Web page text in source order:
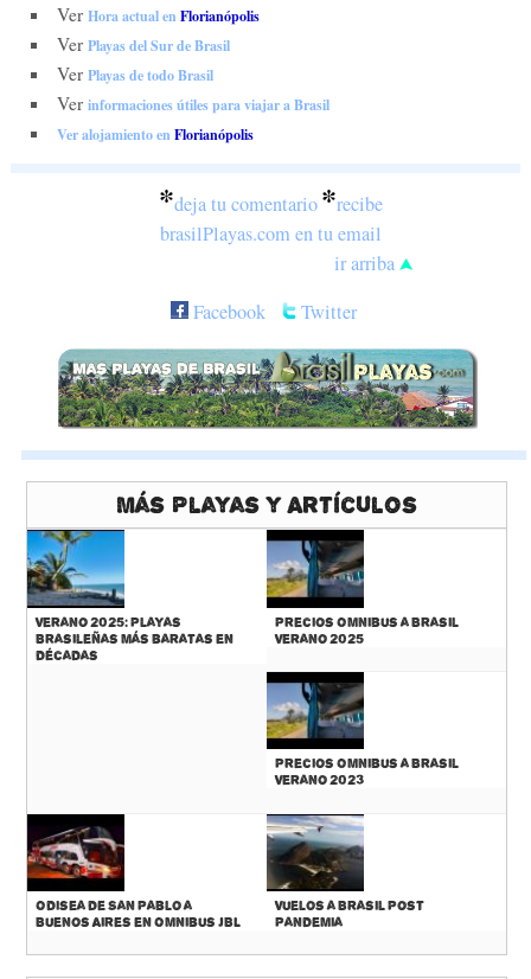
Ver Hora actual en Florianópolis
Ver Playas del Sur de Brasil
Ver Playas de todo Brasil
Ver informaciones útiles para viajar a Brasil
Ver alojamiento en Florianópolis
*deja tu comentario*recibe
brasilPlayas.com en tu email
ir arriba
Facebook
Twitter
Más Playas y Artículos
Verano 2025: Playas
Brasileñas más baratas en
décadas
Precios Omnibus a Brasil
Verano 2025
Precios Omnibus a Brasil
Verano 2023
Odisea de San Pablo a
Buenos Aires en Omnibus JBL
Vuelos a Brasil Post
Pandemia